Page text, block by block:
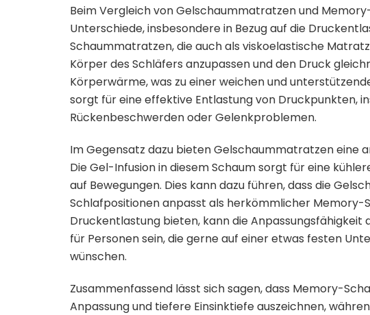
Beim Vergleich von Gelschaummatratzen und
Unterschiede, insbesondere in Bezug auf die
Schaummatratzen, die auch als viskoelastische
Körper des Schläfers anzupassen und den Druck
Körperwärme, was zu einer weichen und
sorgt für eine effektive Entlastung von Druckpunkten,
Rückenbeschwerden oder Gelenkproblemen.
Im Gegensatz dazu bieten Gelschaummatratzen eine
Die Gel-Infusion in diesem Schaum sorgt für eine
auf Bewegungen. Dies kann dazu führen, dass die
Schlafpositionen anpasst als herkömmlicher
Druckentlastung bieten, kann die
für Personen sein, die gerne auf einer etwas festen
wünschen.
Zusammenfassend lässt sich sagen, dass Memory-
Anpassung und tiefere Einsinktiefe auszeichnen,